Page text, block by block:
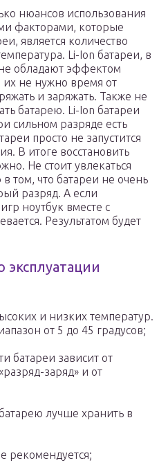
нюансов использования
факторами, которые
является количество
Li-Ion батареи, в
обладают эффектом
не нужно время от
и заряжать. Также не
батарею. Li-Ion батареи
сильном разряде есть
просто не запустится
В итоге восстановить
Не стоит увлекаться
том, что батареи не очень
разряд. А если
ноутбук вместе с
Результатом будет
и низких температур.
от 5 до 45 градусов;
батареи зависит от
заряд» и от
лучше хранить в
рекомендуется;